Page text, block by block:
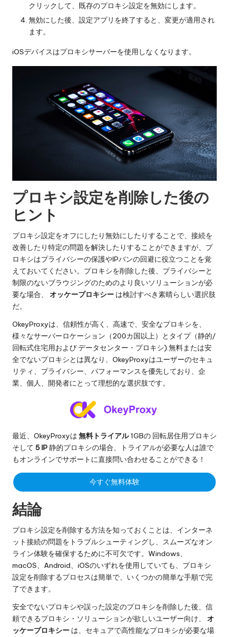
クリックして、既存のプロキシ設定を無効にします。
無効にした後、設定アプリを終了すると、変更が適用され
ます。
iOSデバイスはプロキシサーバーを使用しなくなります。
プロキシ設定を削除した後の
ヒント
プロキシ設定をオフにしたり無効にしたりすることで、接続を
改善したり特定の問題を解決したりすることができますが、プ
ロキシはプライバシーの保護やIPバンの回避に役立つことを覚
えておいてください。プロキシを削除した後、プライバシーと
制限のないブラウジングのためのより良いソリューションが必
要な場合、 オッケープロキシー は検討すべき素晴らしい選択肢
だ。
OkeyProxyは、信頼性が高く、高速で、安全なプロキシを、
様々なサーバーロケーション（200カ国以上）とタイプ（静的/
回転式住宅用およびデータセンター・プロキシ).無料または安
全でないプロキシとは異なり、OkeyProxyはユーザーのセキュ
リティ、プライバシー、パフォーマンスを優先しており、企
業、個人、開発者にとって理想的な選択肢です。
最近、OkeyProxyは 無料トライアル1GBの 回転居住用プロキシ
そして 5 IP静的プロキシの場合、トライアルが必要な人は誰で
もオンラインでサポートに直接問い合わせることができる！
今すぐ無料体験
結論
プロキシ設定を削除する方法を知っておくことは、インターネ
ット接続の問題をトラブルシューティングし、スムーズなオン
ライン体験を確保するために不可欠です。Windows、
macOS、Android、iOSのいずれを使用していても、プロキシ
設定を削除するプロセスは簡単で、いくつかの簡単な手順で完
了できます。
安全でないプロキシや誤った設定のプロキシを削除した後、信
頼できるプロキシ・ソリューションが欲しいユーザー向け、 オ
ッケープロキシー は、セキュアで高性能なプロキシが必要な場